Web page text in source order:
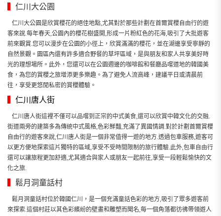
仁川大公園
仁川大公園是欣賞櫻花的絕佳地點,尤其對於那些計劃在首爾賞櫻自由行的遊
客來說.每年春天,公園內的櫻花樹盛開,形成一片粉紅色的花海,吸引了大批遊客
前來觀賞.您可以漫步在公園的小徑上，欣賞滿滿的櫻花，並在湖邊享受寧靜的
自然景觀。園區內還有許多適合野餐的草坪區域，是與朋友和家人共享美好時
光的理想場所。此外，您還可以在公園週邊的咖啡館和餐廳品嚐道地的韓國美
食，為您的賞櫻之旅增添更多樂趣。為了避免人流高峰，建議平日或清晨前
往，享受更悠閒私密的賞櫻體驗。
仁川唐人街
仁川唐人街這裡不僅可以品嚐到正宗的中式美食,還可以欣賞中韓文化的交融.
街道兩旁的建築多為傳統中式風格,色彩鮮豔,充滿了異國情調.對於計劃首爾賞櫻
自由行的遊客來說,仁川唐人街是一個非常值得一遊的地方.透過包車服務,遊客可
以更方便地探索這片獨特的區域,享受不受時間限制的旅行體驗.此外,包車自由行
還可以讓旅程更加舒適,尤其適合與家人或朋友一起前往,享受一段輕鬆愉快的文
化之旅.
鬆月洞童話村
鬆月洞童話村位於韓國仁川，是一個充滿童話色彩的地方,吸引了眾多遊客前
來探索.這個村莊以其色彩繽紛的壁畫和雕塑而聞名,每一個角落都彷彿帶領遊人